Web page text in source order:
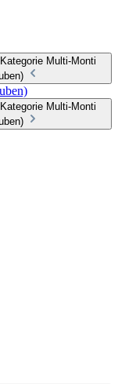
Multi-Monti
Multi-Monti